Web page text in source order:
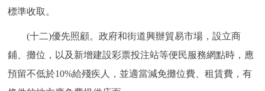
標準收取。
(十二)優先照顧。政府和街道興辦貿易市場，設立商
鋪、攤位，以及新增建設彩票投注站等便民服務網點時，應
預留不低於10%給殘疾人，並適當減免攤位費、租賃費，有